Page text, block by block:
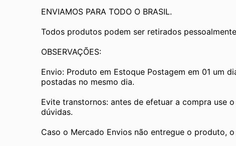
ENVIAMOS PARA TODO O BRASIL.
Todos produtos podem ser retirados
OBSERVAÇÕES:
Envio: Produto em Estoque Postagem em 01 um
postadas no mesmo dia.
Evite transtornos: antes de efetuar a compra use
dúvidas.
Caso o Mercado Envios não entregue o produto,